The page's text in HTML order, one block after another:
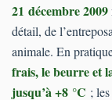
21 décembre 2009
détail, de
animale. En
frais, le beurre et
jusqu’à +8 °C ; les